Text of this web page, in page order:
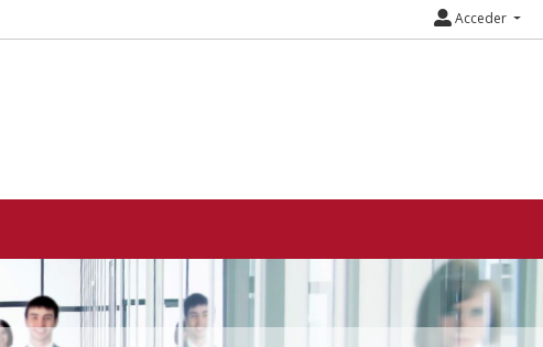
Acceder